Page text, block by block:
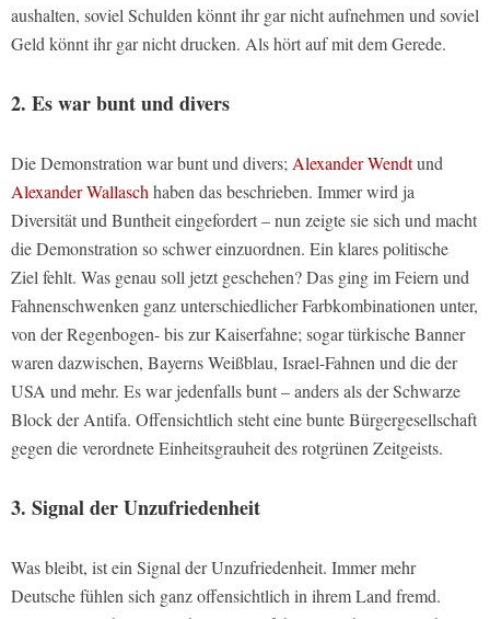
aushalten, soviel Schulden könnt ihr gar nicht aufnehmen und soviel
Geld könnt ihr gar nicht drucken. Als hört auf mit dem Gerede.
2. Es war bunt und divers
Die Demonstration war bunt und divers;Alexander Wendtund
Alexander Wallaschhaben das beschrieben. Immer wird ja
Diversität und Buntheit eingefordert – nun zeigte sie sich und macht
die Demonstration so schwer einzuordnen. Ein klares politische
Ziel fehlt. Was genau soll jetzt geschehen? Das ging im Feiern und
Fahnenschwenken ganz unterschiedlicher Farbkombinationen unter,
von der Regenbogen- bis zur Kaiserfahne; sogar türkische Banner
waren dazwischen, Bayerns Weißblau, Israel-Fahnen und die der
USA und mehr. Es war jedenfalls bunt – anders als der Schwarze
Block der Antifa. Offensichtlich steht eine bunte Bürgergesellschaft
gegen die verordnete Einheitsgrauheit des rotgrünen Zeitgeists.
3. Signal der Unzufriedenheit
Was bleibt, ist ein Signal der Unzufriedenheit. Immer mehr
Deutsche fühlen sich ganz offensichtlich in ihrem Land fremd.